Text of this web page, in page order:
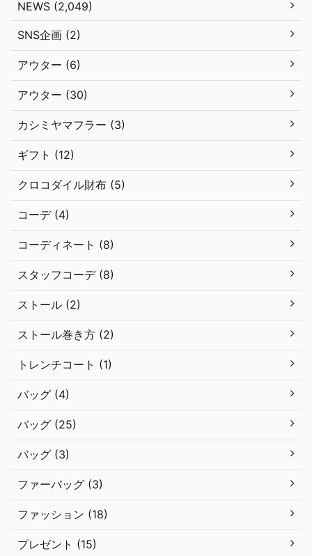
NEWS (2,049)
SNS企画 (2)
アウター (6)
アウター (30)
カシミヤマフラー (3)
ギフト (12)
クロコダイル財布 (5)
コーデ (4)
コーディネート (8)
スタッフコーデ (8)
ストール (2)
ストール巻き方 (2)
トレンチコート (1)
バッグ (4)
バッグ (25)
バッグ (3)
ファーバッグ (3)
ファッション (18)
プレゼント (15)